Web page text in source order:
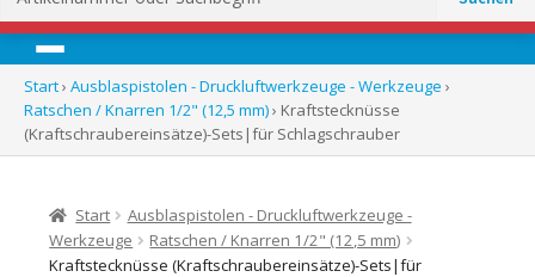
nach:
Menü
Start› Ausblaspistolen - Druckluftwerkzeuge - Werkzeuge ›
Ratschen / Knarren 1/2" (12,5 mm)› Kraftstecknüsse
(Kraftschraubereinsätze)-Sets|für Schlagschrauber
Start
Ausblaspistolen - Druckluftwerkzeuge -
Werkzeuge
Ratschen / Knarren 1/2" (12,5 mm)
Kraftstecknüsse (Kraftschraubereinsätze)-Sets|für